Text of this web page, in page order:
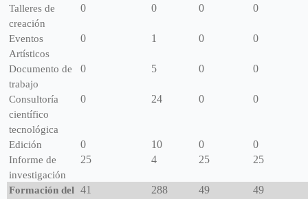
Talleres de
creación
0 0 0 0
Eventos
Artísticos
0 1 0 0
Documento de
trabajo
0 5 0 0
Consultoría
científico
tecnológica
0 24 0 0
Edición 0 10 0 0
Informe de
investigación
25 4 25 25
Formación del 41 288 49 49